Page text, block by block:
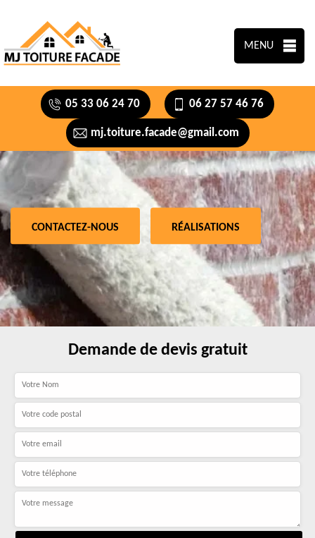
MENU
05 33 06 24 70 06 27 57 46 76
mj.toiture.facade@gmail.com
CONTACTEZ-NOUS RÉALISATIONS
Demande de devis gratuit